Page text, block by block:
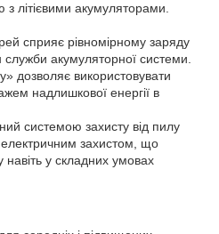
з літієвими акумуляторами.
сприяє рівномірному заряду
служби акумуляторної системи.
дозволяє використовувати
надлишкової енергії в
системою захисту від пилу
захистом, що
навіть у складних умовах